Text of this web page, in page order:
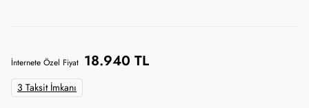
İnternete Özel Fiyat 18.940 TL
3 Taksit İmkanı